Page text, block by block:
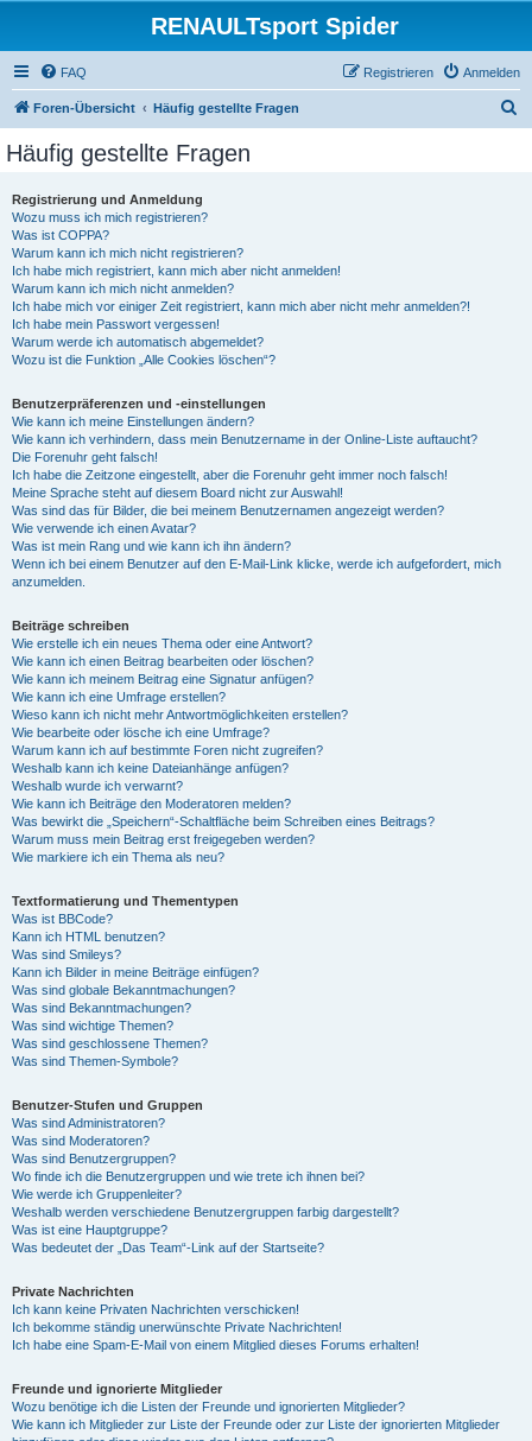
RENAULTsport Spider
FAQ Anmelden
Registrieren
Foren-Übersicht Häufig gestellte Fragen
Häufig gestellte Fragen
Registrierung und Anmeldung
Wozu muss ich mich registrieren?
Was ist COPPA?
Warum kann ich mich nicht registrieren?
Ich habe mich registriert, kann mich aber nicht anmelden!
Warum kann ich mich nicht anmelden?
Ich habe mich vor einiger Zeit registriert, kann mich aber nicht mehr anmelden?!
Ich habe mein Passwort vergessen!
Warum werde ich automatisch abgemeldet?
Wozu ist die Funktion „Alle Cookies löschen“?
Benutzerpräferenzen und -einstellungen
Wie kann ich meine Einstellungen ändern?
Wie kann ich verhindern, dass mein Benutzername in der Online-Liste auftaucht?
Die Forenuhr geht falsch!
Ich habe die Zeitzone eingestellt, aber die Forenuhr geht immer noch falsch!
Meine Sprache steht auf diesem Board nicht zur Auswahl!
Was sind das für Bilder, die bei meinem Benutzernamen angezeigt werden?
Wie verwende ich einen Avatar?
Was ist mein Rang und wie kann ich ihn ändern?
Wenn ich bei einem Benutzer auf den E-Mail-Link klicke, werde ich aufgefordert, mich
anzumelden.
Beiträge schreiben
Wie erstelle ich ein neues Thema oder eine Antwort?
Wie kann ich einen Beitrag bearbeiten oder löschen?
Wie kann ich meinem Beitrag eine Signatur anfügen?
Wie kann ich eine Umfrage erstellen?
Wieso kann ich nicht mehr Antwortmöglichkeiten erstellen?
Wie bearbeite oder lösche ich eine Umfrage?
Warum kann ich auf bestimmte Foren nicht zugreifen?
Weshalb kann ich keine Dateianhänge anfügen?
Weshalb wurde ich verwarnt?
Wie kann ich Beiträge den Moderatoren melden?
Was bewirkt die „Speichern“-Schaltfläche beim Schreiben eines Beitrags?
Warum muss mein Beitrag erst freigegeben werden?
Wie markiere ich ein Thema als neu?
Textformatierung und Thementypen
Was ist BBCode?
Kann ich HTML benutzen?
Was sind Smileys?
Kann ich Bilder in meine Beiträge einfügen?
Was sind globale Bekanntmachungen?
Was sind Bekanntmachungen?
Was sind wichtige Themen?
Was sind geschlossene Themen?
Was sind Themen-Symbole?
Benutzer-Stufen und Gruppen
Was sind Administratoren?
Was sind Moderatoren?
Was sind Benutzergruppen?
Wo finde ich die Benutzergruppen und wie trete ich ihnen bei?
Wie werde ich Gruppenleiter?
Weshalb werden verschiedene Benutzergruppen farbig dargestellt?
Was ist eine Hauptgruppe?
Was bedeutet der „Das Team“-Link auf der Startseite?
Private Nachrichten
Ich kann keine Privaten Nachrichten verschicken!
Ich bekomme ständig unerwünschte Private Nachrichten!
Ich habe eine Spam-E-Mail von einem Mitglied dieses Forums erhalten!
Freunde und ignorierte Mitglieder
Wozu benötige ich die Listen der Freunde und ignorierten Mitglieder?
Wie kann ich Mitglieder zur Liste der Freunde oder zur Liste der ignorierten Mitglieder